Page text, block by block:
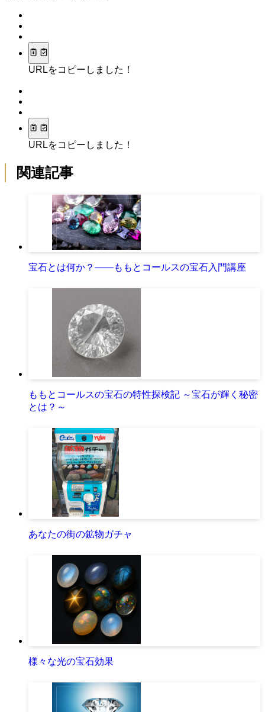
URLをコピーしました！
URLをコピーしました！
関連記事
宝石とは何か？――ももとコールスの宝石入門講座
ももとコールスの宝石の特性探検記 ～宝石が輝く秘密
とは？～
あなたの街の鉱物ガチャ
様々な光の宝石効果